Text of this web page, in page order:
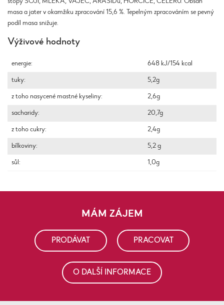
stopy SÓJI, MLÉKA, VAJEC, ARAŠÍDů, HOŘČICE, CELERU. Obsah
masa a jater v okamžiku zpracování 15,6 %. Tepelným zpracováním se pevný
podíl masa snižuje.
Výživové hodnoty
energie: 648 kJ/154 kcal
tuky: 5,2g
z toho nasycené mastné kyseliny: 2,6g
sacharidy: 20,7g
z toho cukry: 2,4g
bílkoviny: 5,2 g
sůl: 1,0g
MÁM ZÁJEM
PRODÁVAT PRACOVAT
O DALŠÍ INFORMACE